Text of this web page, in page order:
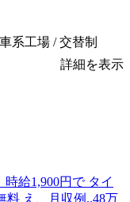
系工場 / 交替制
詳細を表示